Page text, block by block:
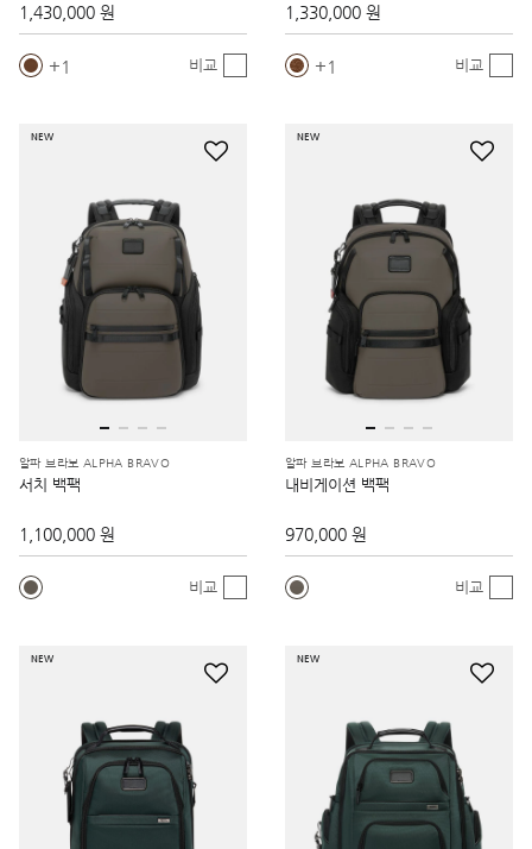
1,430,000 원
1 비교
1,330,000 원
1 비교
NEW
알파 브라보 ALPHA BRAVO
서치 백팩
1,100,000 원
비교
NEW
알파 브라보 ALPHA BRAVO
내비게이션 백팩
970,000 원
비교
NEW NEW